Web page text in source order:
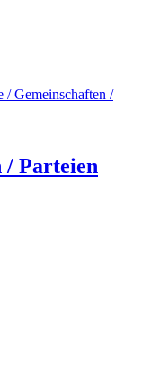
/ Gemeinschaften /
/ Parteien